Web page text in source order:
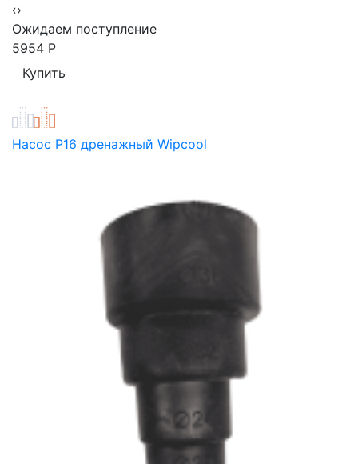
‹›
Ожидаем поступление
5954 Р
Насос P16 дренажный Wipcool